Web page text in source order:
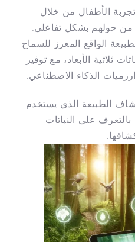
الأطفال من خلال
من حولهم بشكل تفاعلي.
الواقع المعزز للسماح
ثلاثية الأبعاد، مع توفير
الذكاء الاصطناعي.
الطبيعة الذي يستخدم
على النباتات